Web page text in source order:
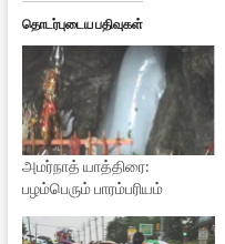
தொடர்புடைய பதிவுகள்
அமர்நாத் யாத்திரை:
பழம்பெரும் பாரம்பரியம்